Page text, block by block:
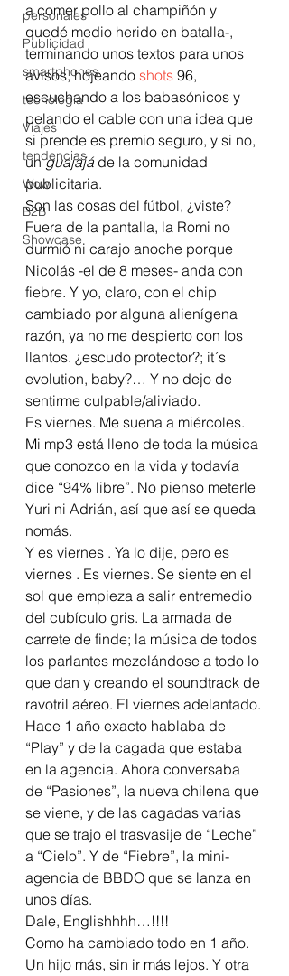
personales
Publicidad
smartphones
tecnología
Viajes
tendencias
Wow
B2B
Showcase
a comer pollo al champiñón y
quedé medio herido en batalla-,
terminando unos textos para unos
avisos, hojeando shots 96,
escuchando a los babasónicos y
pelando el cable con una idea que
si prende es premio seguro, y si no,
un guajajá de la comunidad
publicitaria.
Son las cosas del fútbol, ¿viste?
Fuera de la pantalla, la Romi no
durmió ni carajo anoche porque
Nicolás -el de 8 meses- anda con
fiebre. Y yo, claro, con el chip
cambiado por alguna alienígena
razón, ya no me despierto con los
llantos. ¿escudo protector?; it´s
evolution, baby?… Y no dejo de
sentirme culpable/aliviado.
Es viernes. Me suena a miércoles.
Mi mp3 está lleno de toda la música
que conozco en la vida y todavía
dice “94% libre”. No pienso meterle
Yuri ni Adrián, así que así se queda
nomás.
Y es viernes . Ya lo dije, pero es
viernes . Es viernes. Se siente en el
sol que empieza a salir entremedio
del cubículo gris. La armada de
carrete de finde; la música de todos
los parlantes mezclándose a todo lo
que dan y creando el soundtrack de
ravotril aéreo. El viernes adelantado.
Hace 1 año exacto hablaba de
“Play” y de la cagada que estaba
en la agencia. Ahora conversaba
de “Pasiones”, la nueva chilena que
se viene, y de las cagadas varias
que se trajo el trasvasije de “Leche”
a “Cielo”. Y de “Fiebre”, la mini-
agencia de BBDO que se lanza en
unos días.
Dale, Englishhhh…!!!!
Como ha cambiado todo en 1 año.
Un hijo más, sin ir más lejos. Y otra